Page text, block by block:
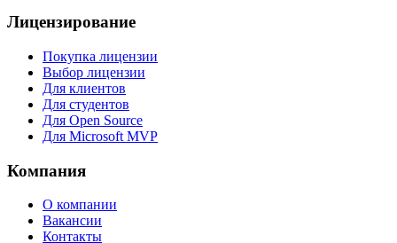
Лицензирование
Покупка лицензии
Выбор лицензии
Для клиентов
Для студентов
Для Open Source
Для Microsoft MVP
Компания
О компании
Вакансии
Контакты